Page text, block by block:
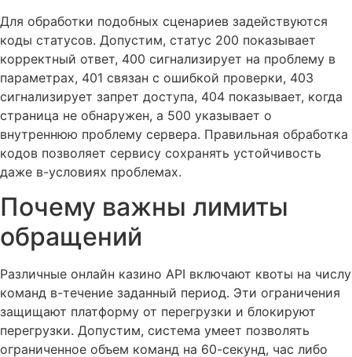
Для обработки подобных сценариев задействуются
коды статусов. Допустим, статус 200 показывает
корректный ответ, 400 сигнализирует на проблему в
параметрах, 401 связан с ошибкой проверки, 403
сигнализирует запрет доступа, 404 показывает, когда
страница не обнаружен, а 500 указывает о
внутреннюю проблему сервера. Правильная обработка
кодов позволяет сервису сохранять устойчивость
даже в-условиях проблемах.
Почему важны лимиты
обращений
Различные онлайн казино API включают квоты на числу
команд в-течение заданный период. Эти ограничения
защищают платформу от перегрузки и блокируют
перегрузки. Допустим, система умеет позволять
ограниченное объем команд на 60-секунд, час либо